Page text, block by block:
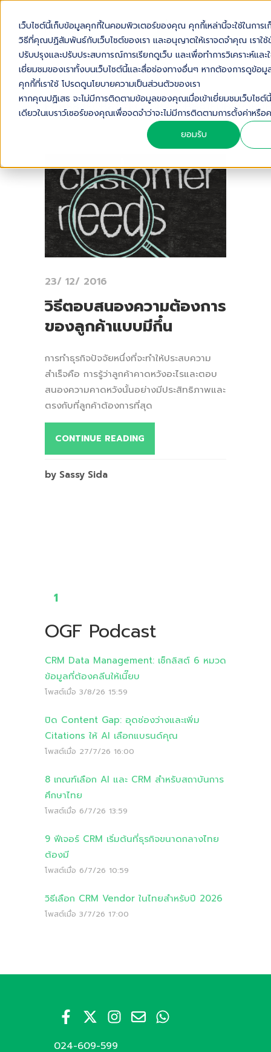
เว็บไซต์นี้เก็บข้อมูลคุกกี้ในคอมพิวเตอร์ของคุณ คุกกี้เหล่านี้จะใช้ในการ
วิธีที่คุณปฏิสัมพันธ์กับเว็บไซต์ของเรา และอนุญาตให้เราจดจำคุณ เราใ
ปรับปรุงและปรับประสบการณ์การเรียกดูเว็บ และเพื่อทำการวิเคราะห์แล
เยี่ยมชมของเราทั้งบนเว็บไซต์นี้และสื่อช่องทางอื่นๆ หากต้องการดูข้อมู
คุกกี้ที่เราใช้ โปรดดูนโยบายความเป็นส่วนตัวของเรา
หากคุณปฏิเสธ จะไม่มีการติดตามข้อมูลของคุณเมื่อเข้าเยี่ยมชมเว็บไซต์
เดียวในเบราว์เซอร์ของคุณเพื่อจดจำว่าจะไม่มีการติดตามการตั้งค่าหรื
ยอมรับ
23/ 12/ 2016
วิธีตอบสนองความต้องการ
ของลูกค้าแบบมีกึ๋น
การทำธุรกิจปัจจัยหนึ่งที่จะทำให้ประสบความ
สำเร็จคือ การรู้ว่าลูกค้าคาดหวังอะไรและตอบ
สนองความคาดหวังนั้นอย่างมีประสิทธิภาพและ
ตรงกับที่ลูกค้าต้องการที่สุด
CONTINUE READING
by Sassy Sida
1
OGF Podcast
CRM Data Management: เช็กลิสต์ 6 หมวด
ข้อมูลที่ต้องคลีนให้เนี๊ยบ
โพสต์เมื่อ 3/8/26 15:59
ปิด Content Gap: อุดช่องว่างและเพิ่ม
Citations ให้ AI เลือกแบรนด์คุณ
โพสต์เมื่อ 27/7/26 16:00
8 เกณฑ์เลือก AI และ CRM สำหรับสถาบันการ
ศึกษาไทย
โพสต์เมื่อ 6/7/26 13:59
9 ฟีเจอร์ CRM เริ่มต้นที่ธุรกิจขนาดกลางไทย
ต้องมี
โพสต์เมื่อ 6/7/26 10:59
วิธีเลือก CRM Vendor ในไทยสำหรับปี 2026
โพสต์เมื่อ 3/7/26 17:00
024-609-599